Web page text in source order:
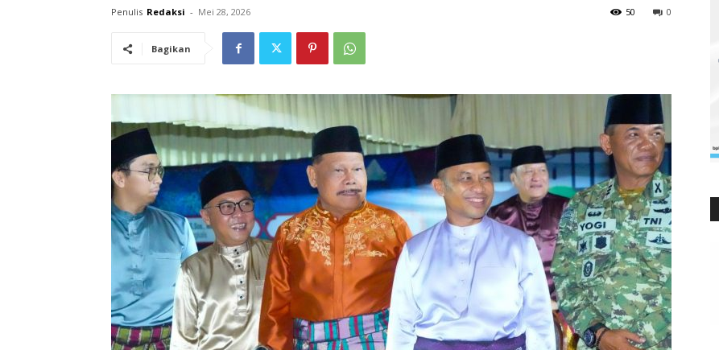
Penulis Redaksi - Mei 28, 2026 0
50
Bagikan